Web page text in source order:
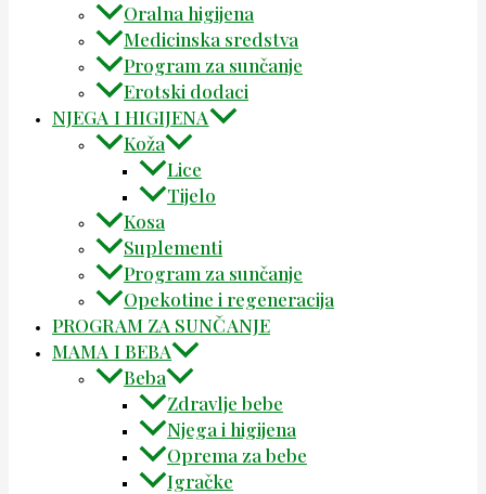
Oralna higijena
Medicinska sredstva
Program za sunčanje
Erotski dodaci
NJEGA I HIGIJENA
Koža
Lice
Tijelo
Kosa
Suplementi
Program za sunčanje
Opekotine i regeneracija
PROGRAM ZA SUNČANJE
MAMA I BEBA
Beba
Zdravlje bebe
Njega i higijena
Oprema za bebe
Igračke